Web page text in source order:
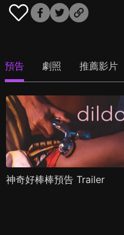
預告 劇照 推薦影片
神奇好棒棒預告 Trailer